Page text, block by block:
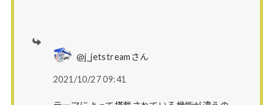
@j_jetstreamさん
2021/10/27 09:41